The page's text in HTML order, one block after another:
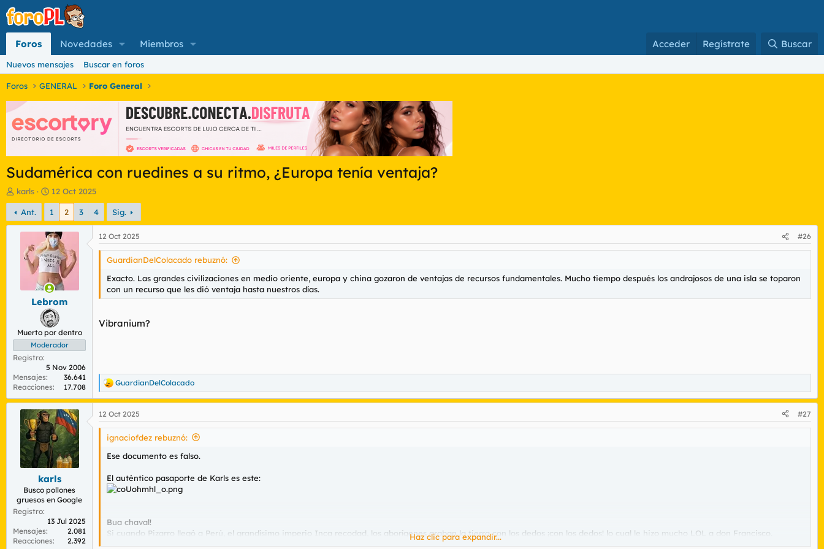
Foros Novedades Miembros Acceder Regístrate Buscar
Nuevos mensajes Buscar en foros
Foros GENERAL Foro General
Sudamérica con ruedines a su ritmo, ¿Europa tenía ventaja?
I
n
i
c
d
e
a
karls
F
e
c
h
a
d
e
i
n
i
c
i
o
12 Oct 2025
Ant. 1 2 3 4 Sig.
Lebrom
Muerto por dentro
Moderador
Registro
5 Nov 2006
Mensajes
36.641
Reacciones
17.708
12 Oct 2025 #26
GuardianDelColacado rebuznó:
Exacto. Las grandes civilizaciones en medio oriente, europa y china gozaron de ventajas de recursos fundamentales. Mucho tiempo después los andrajosos de una isla se toparon
con un recurso que les dió ventaja hasta nuestros días.
Vibranium?
R
e
a
c
c
GuardianDelColacado
karls
Busco pollones
gruesos en Google
Registro
13 Jul 2025
Mensajes
2.081
Reacciones
2.392
12 Oct 2025 #27
ignaciofdez rebuznó:
Ese documento es falso.
El auténtico pasaporte de Karls es este:
Bua chaval!
Si cuando Pizarro llegó a Perú, el grandísimo imperio Inca recodad, los aborígenes araban la tierra con los dedos ¡con los dedos! lo cual le hizo mucho LOL a don Francisco.
En cuanto les llevaron arados y burros, tecnología de vanguardia, sus cosechas mejoraron unas 1000 veces.
Haz clic para expandir...